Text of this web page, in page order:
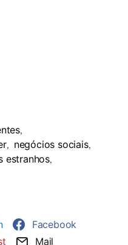
,
, negócios sociais,
estranhos,
Facebook
Mail